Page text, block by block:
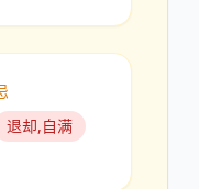
退却,自满